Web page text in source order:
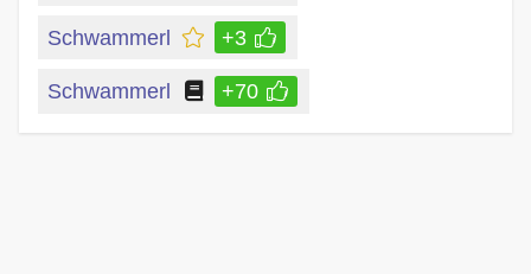
Schwammerl +3
Schwammerl +70